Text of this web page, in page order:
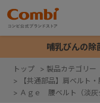
哺乳びんの
トップ > 製品カテゴリー
>
【共通部品】肩ベルト
> Ａｇｅ 腰ベルト（淡灰